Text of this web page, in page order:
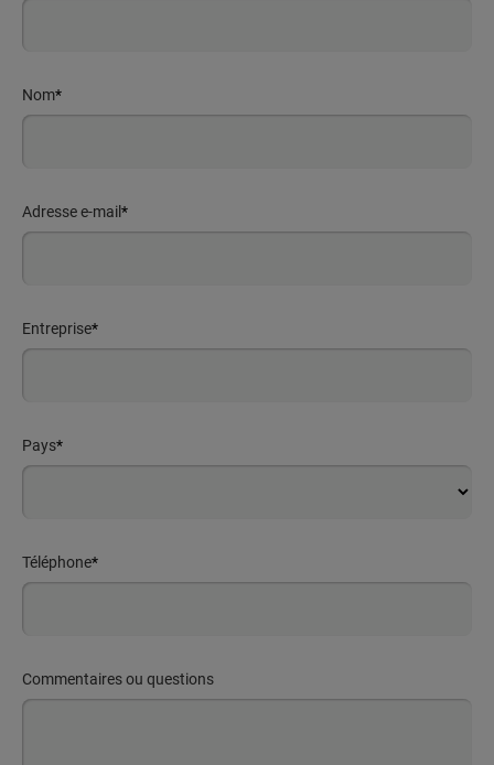
*
Nom
*
Adresse e-mail
*
Entreprise
*
Pays
*
Téléphone
Commentaires ou questions